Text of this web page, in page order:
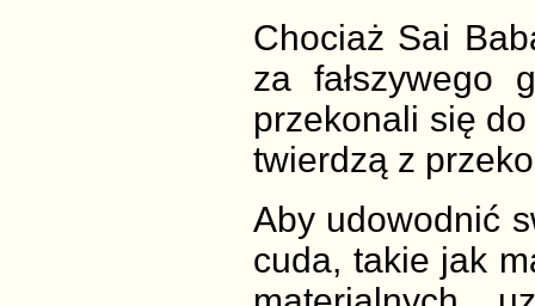
Chociaż Sai
za fałszywego
przekonali się
twierdzą z
Aby udowodnić
cuda, takie jak